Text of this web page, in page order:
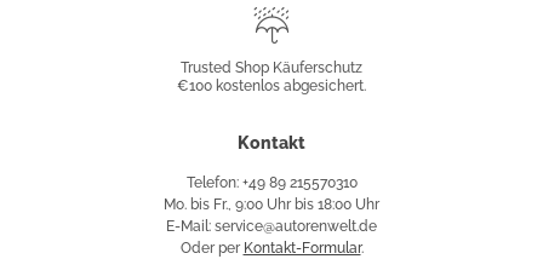
Käuferschutz
Trusted Shop Käuferschutz
€100 kostenlos abgesichert.
Kontakt
Telefon: +49 89 215570310
Mo. bis Fr., 9:00 Uhr bis 18:00 Uhr
E-Mail: service@autorenwelt.de
Oder per Kontakt-Formular.